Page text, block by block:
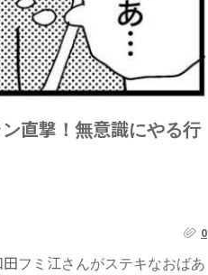
直撃！無意識にやる行
0
フミ江さんがステキなおばあ